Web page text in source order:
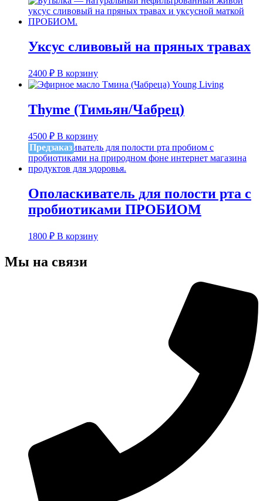
Уксус сливовый на пряных травах
2400 ₽ В корзину
Thyme (Тимьян/Чабрец)
4500 ₽ В корзину
Предзаказ
Ополаскиватель для полости рта с
пробиотиками ПРОБИОМ
1800 ₽ В корзину
Мы на связи